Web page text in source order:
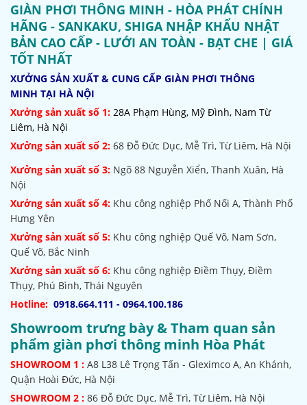
GIÀN PHƠI THÔNG MINH - HÒA PHÁT CHÍNH
HÃNG - SANKAKU, SHIGA NHẬP KHẨU NHẬT
BẢN CAO CẤP - LƯỚI AN TOÀN - BẠT CHE | GIÁ
TỐT NHẤT
XƯỞNG SẢN XUẤT & CUNG CẤP GIÀN PHƠI THÔNG
MINH TẠI HÀ NỘI
Xưởng sản xuất số 1: 28A Phạm Hùng, Mỹ Đình, Nam Từ
Liêm, Hà Nội
Xưởng sản xuất số 2: 68 Đỗ Đức Dục, Mễ Trì, Từ Liêm, Hà Nội
Xưởng sản xuất số 3: Ngõ 88 Nguyễn Xiển, Thanh Xuân, Hà
Nội
Xưởng sản xuất số 4: Khu công nghiệp Phố Nối A, Thành Phố
Hưng Yên
Xưởng sản xuất số 5: Khu công nghiệp Quế Võ, Nam Sơn,
Quế Võ, Bắc Ninh
Xưởng sản xuất số 6: Khu công nghiệp Điềm Thụy, Điềm
Thụy, Phú Bình, Thái Nguyên
Hotline: 0918.664.111 - 0964.100.186
Showroom trưng bày & Tham quan sản
phẩm giàn phơi thông minh Hòa Phát
SHOWROOM 1 : A8 L38 Lê Trọng Tấn - Gleximco A, An Khánh,
Quận Hoài Đức, Hà Nội
SHOWROOM 2 : 86 Đỗ Đức Dục, Mễ Trì, Từ Liêm, Hà Nội